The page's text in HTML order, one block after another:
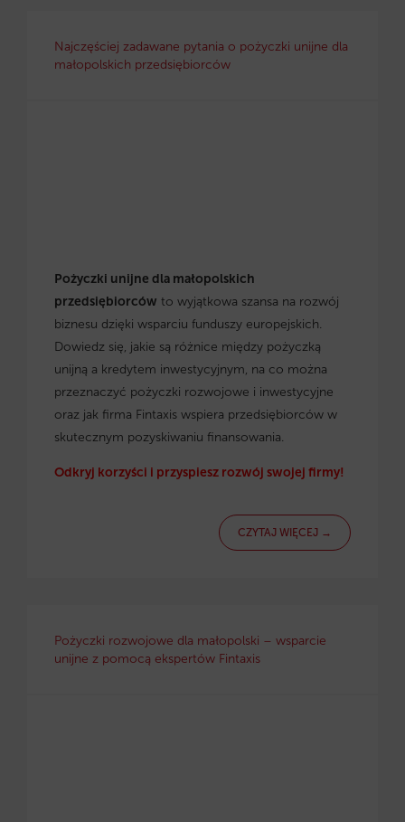
Najczęściej zadawane pytania o pożyczki unijne dla
małopolskich przedsiębiorców
Pożyczki unijne dla małopolskich
przedsiębiorców to wyjątkowa szansa na rozwój
biznesu dzięki wsparciu funduszy europejskich.
Dowiedz się, jakie są różnice między pożyczką
unijną a kredytem inwestycyjnym, na co można
przeznaczyć pożyczki rozwojowe i inwestycyjne
oraz jak firma Fintaxis wspiera przedsiębiorców w
skutecznym pozyskiwaniu finansowania.
Odkryj korzyści i przyspiesz rozwój swojej firmy!
CZYTAJ WIĘCEJ →
Pożyczki rozwojowe dla małopolski – wsparcie
unijne z pomocą ekspertów Fintaxis